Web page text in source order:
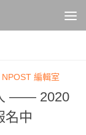
NPOST 編輯室
—— 2020
名中